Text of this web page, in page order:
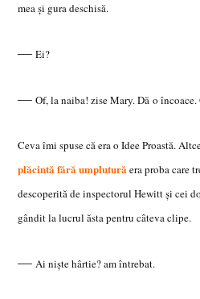
mea şi gura deschisă.
—Ei?
—Of, la naiba! zise Mary. Dă o încoace.
Ceva îmi spuse că era o Idee Proastă.
plăcintă fără umpluturăera proba care
descoperită de inspectorul Hewitt şi cei
gândit la lucrul ăsta pentru câteva clipe.
—Ai nişte hârtie? am întrebat.